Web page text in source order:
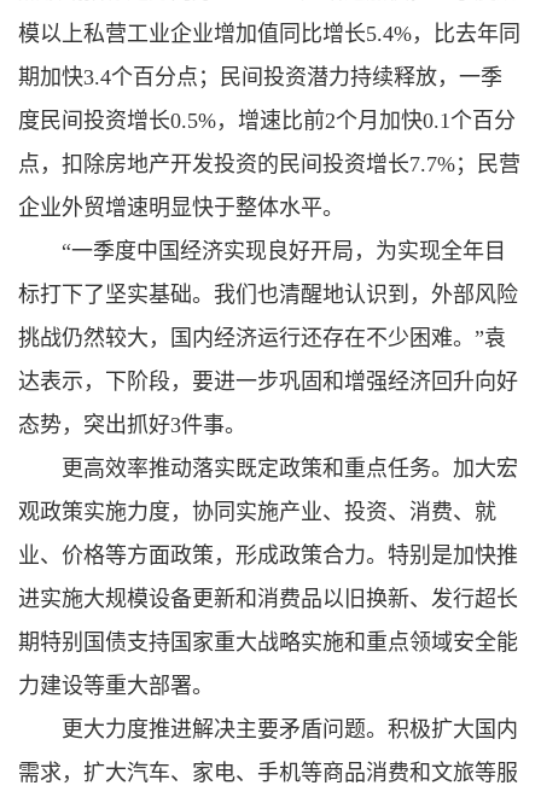
模以上私营工业企业增加值同比增长5.4%，比去年同
期加快3.4个百分点；民间投资潜力持续释放，一季
度民间投资增长0.5%，增速比前2个月加快0.1个百分
点，扣除房地产开发投资的民间投资增长7.7%；民营
企业外贸增速明显快于整体水平。
“一季度中国经济实现良好开局，为实现全年目
标打下了坚实基础。我们也清醒地认识到，外部风险
挑战仍然较大，国内经济运行还存在不少困难。”袁
达表示，下阶段，要进一步巩固和增强经济回升向好
态势，突出抓好3件事。
更高效率推动落实既定政策和重点任务。加大宏
观政策实施力度，协同实施产业、投资、消费、就
业、价格等方面政策，形成政策合力。特别是加快推
进实施大规模设备更新和消费品以旧换新、发行超长
期特别国债支持国家重大战略实施和重点领域安全能
力建设等重大部署。
更大力度推进解决主要矛盾问题。积极扩大国内
需求，扩大汽车、家电、手机等商品消费和文旅等服